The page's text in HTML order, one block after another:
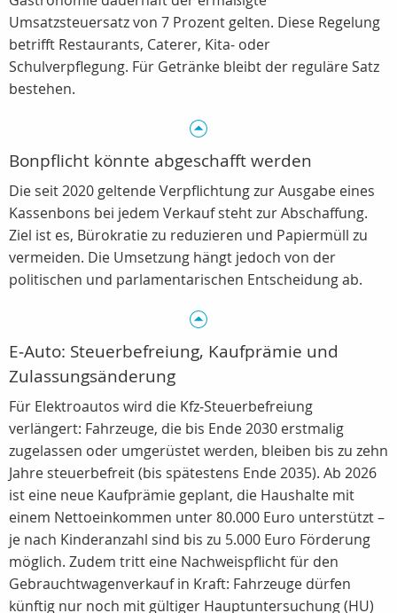
Umsatzsteuersatz von 7 Prozent gelten. Diese Regelung
betrifft Restaurants, Caterer, Kita‑ oder
Schulverpflegung. Für Getränke bleibt der reguläre Satz
bestehen.
Bonpflicht könnte abgeschafft werden
Die seit 2020 geltende Verpflichtung zur Ausgabe eines
Kassenbons bei jedem Verkauf steht zur Abschaffung.
Ziel ist es, Bürokratie zu reduzieren und Papiermüll zu
vermeiden. Die Umsetzung hängt jedoch von der
politischen und parlamentarischen Entscheidung ab.
E‑Auto: Steuerbefreiung, Kaufprämie und
Zulassungsänderung
Für Elektroautos wird die Kfz‑Steuerbefreiung
verlängert: Fahrzeuge, die bis Ende 2030 erstmalig
zugelassen oder umgerüstet werden, bleiben bis zu zehn
Jahre steuerbefreit (bis spätestens Ende 2035). Ab 2026
ist eine neue Kaufprämie geplant, die Haushalte mit
einem Nettoeinkommen unter 80.000 Euro unterstützt –
je nach Kinderanzahl sind bis zu 5.000 Euro Förderung
möglich. Zudem tritt eine Nachweispflicht für den
Gebrauchtwagenverkauf in Kraft: Fahrzeuge dürfen
künftig nur noch mit gültiger Hauptuntersuchung (HU)